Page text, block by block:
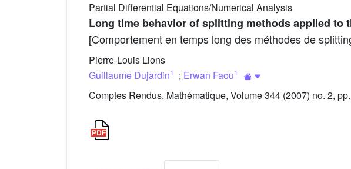
Partial Differential Equations/Numerical Analysis
Long time behavior of splitting methods applied to
[Comportement en temps long des méthodes de
Pierre-Louis Lions
Guillaume Dujardin1 ; Erwan Faou1
Comptes Rendus. Mathématique, Volume 344 (2007) no. 2,